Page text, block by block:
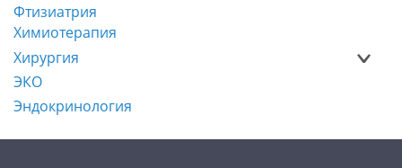
Фтизиатрия
Химиотерапия
Хирургия
ЭКО
Эндокринология